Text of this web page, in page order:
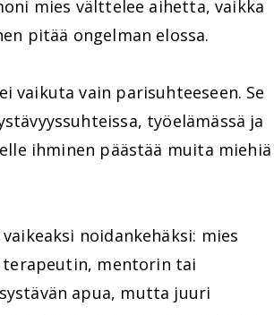
mies välttelee aihetta, vaikka
pitää ongelman elossa.
vaikuta vain parisuhteeseen. Se
työelämässä ja
ihminen päästää muita miehiä
noidankehäksi: mies
mentorin tai
apua, mutta juuri